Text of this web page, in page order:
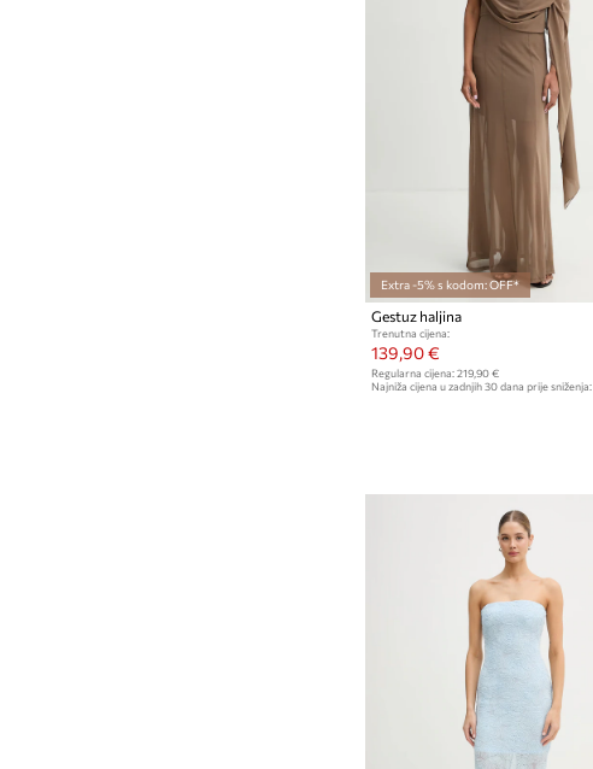
Extra -5% s kodom: OFF*
Gestuz haljina
Trenutna cijena:
139,90 €
Regularna cijena: 219,90 €
Najniža cijena u zadnjih 30 dana prije sniženja: